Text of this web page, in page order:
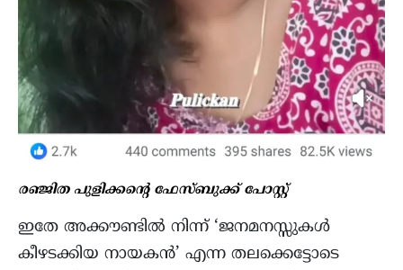
രഞ്ജിത പുളിക്കന്റെ ഫേസ്ബുക്ക് പോസ്റ്റ്‌
ഇതേ അക്കൗണ്ടിൽ നിന്ന് ‘ജനമനസ്സുകൾ
കീഴടക്കിയ നായകൻ’ എന്ന തലക്കെട്ടോടെ